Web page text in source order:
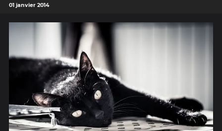
01 janvier 2014